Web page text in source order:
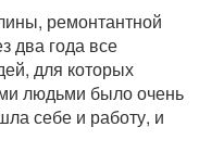
ремонтантной
два года все
для которых
людьми было очень
себе и работу, и